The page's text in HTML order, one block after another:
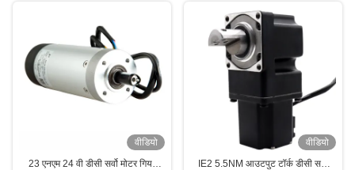
वीडियो
23 एनएम 24 वी डीसी सर्वो मोटर गियर
वीडियो
IE2 5.5NM आउटपुट टॉर्क डीसी सर्वो